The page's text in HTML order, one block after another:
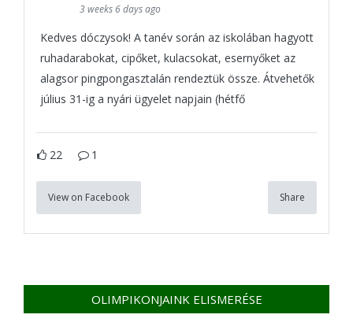
3 weeks 6 days ago
Kedves dóczysok! A tanév során az iskolában hagyott
ruhadarabokat, cipőket, kulacsokat, esernyőket az
alagsor pingpongasztalán rendeztük össze. Átvehetők
július 31-ig a nyári ügyelet napjain (hétfő
22 1
View on Facebook Share
OLIMPIKONJAINK ELISMERÉSE